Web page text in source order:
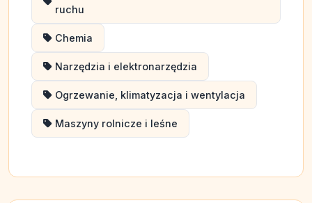
ruchu
Chemia
Narzędzia i elektronarzędzia
Ogrzewanie, klimatyzacja i wentylacja
Maszyny rolnicze i leśne